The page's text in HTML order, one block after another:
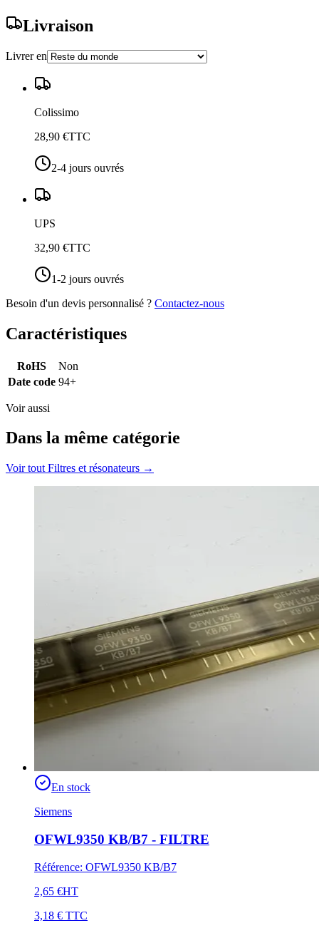
Livraison
Livrer en
Colissimo
28,90 €TTC
2-4 jours ouvrés
UPS
32,90 €TTC
1-2 jours ouvrés
Besoin d'un devis personnalisé ? Contactez-nous
Caractéristiques
RoHS
Non
Date code 94+
Voir aussi
Dans la même catégorie
Voir tout Filtres et résonateurs →
En stock
Siemens
OFWL9350 KB/B7 - FILTRE
Référence: OFWL9350 KB/B7
2,65 €HT
3,18 € TTC